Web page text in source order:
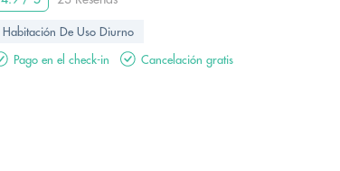
Habitación De Uso Diurno
Pago en el check-in
Cancelación gratis